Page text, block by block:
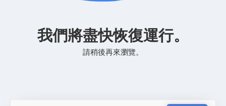
我們將盡快恢復運行。
請稍後再來瀏覽。